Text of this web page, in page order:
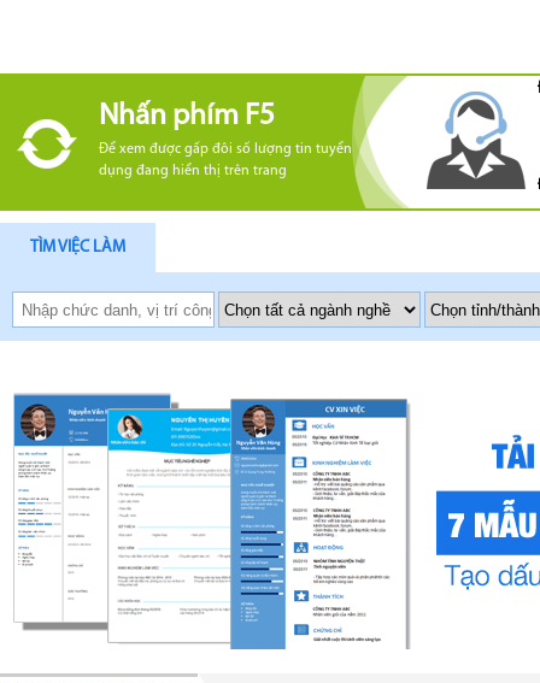
Nhấn phím F5
Để xem được gấp đôi số lượng tin tuyển
dụng đang hiển thị trên trang
TÌM VIỆC LÀM